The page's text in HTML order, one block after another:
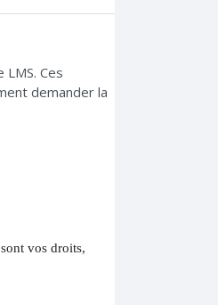
Ces
demander la
vos droits,